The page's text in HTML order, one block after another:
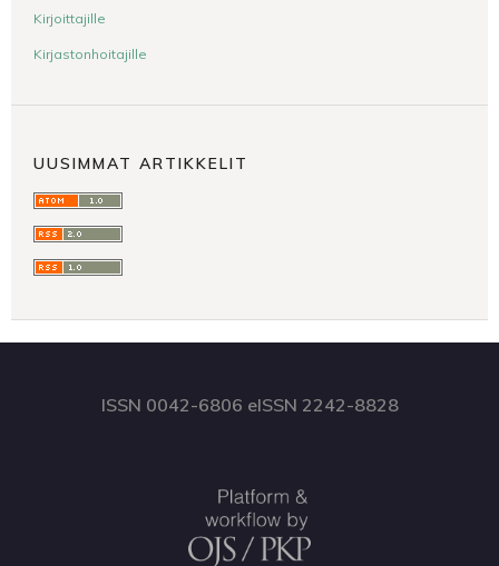
Kirjoittajille
Kirjastonhoitajille
UUSIMMAT ARTIKKELIT
ISSN 0042-6806 eISSN 2242-8828